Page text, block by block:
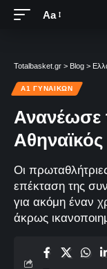
Aa
Totalbasket.gr > Blog >
Α1 ΓΥΝΑΙΚΏΝ
Ανανέωσε
Αθηναϊκός
Οι
επέκταση της
για ακόμη έναν
άκρως